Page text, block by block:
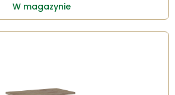
W magazynie